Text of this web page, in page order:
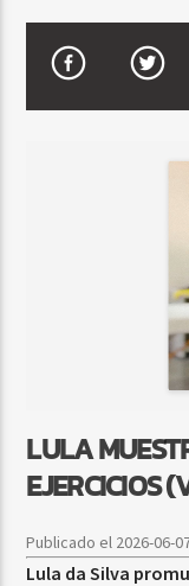
ARTIST
LULA
EJERCICIOS
Publicado el 2026-06-
Lula da Silva